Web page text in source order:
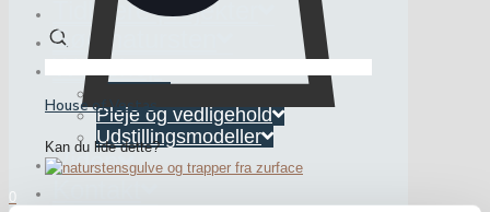
Tidligere projekter
Søg natursten
Webshop
Pleje og vedligehold
Udstillingsmodeller
Viden
0
House of Vestas
Kan du lide dette?